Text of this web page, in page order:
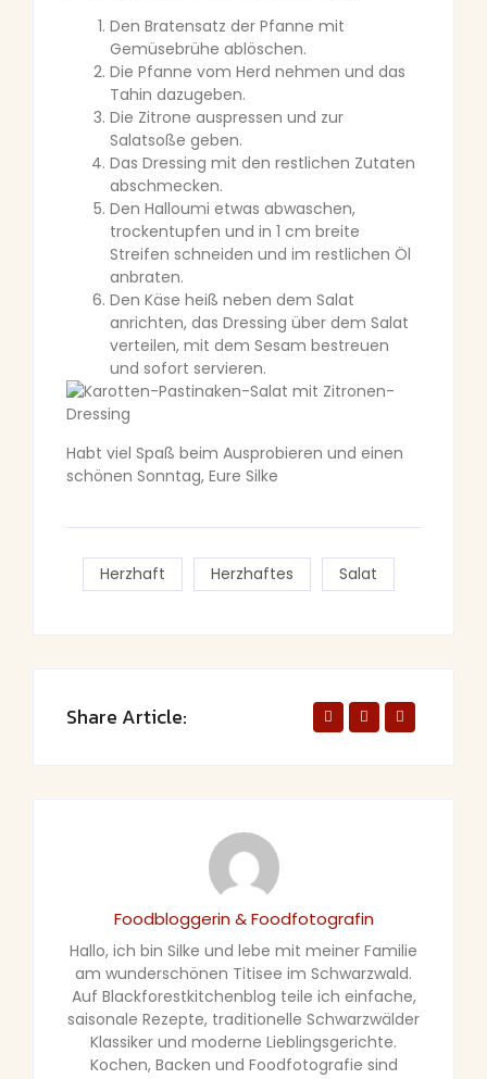
Den Bratensatz der Pfanne mit
Gemüsebrühe ablöschen.
Die Pfanne vom Herd nehmen und das
Tahin dazugeben.
Die Zitrone auspressen und zur
Salatsoße geben.
Das Dressing mit den restlichen Zutaten
abschmecken.
Den Halloumi etwas abwaschen,
trockentupfen und in 1 cm breite
Streifen schneiden und im restlichen Öl
anbraten.
Den Käse heiß neben dem Salat
anrichten, das Dressing über dem Salat
verteilen, mit dem Sesam bestreuen
und sofort servieren.
Habt viel Spaß beim Ausprobieren und einen
schönen Sonntag, Eure Silke
Herzhaft Herzhaftes Salat
Share Article:
Foodbloggerin & Foodfotografin
Hallo, ich bin Silke und lebe mit meiner Familie
am wunderschönen Titisee im Schwarzwald.
Auf Blackforestkitchenblog teile ich einfache,
saisonale Rezepte, traditionelle Schwarzwälder
Klassiker und moderne Lieblingsgerichte.
Kochen, Backen und Foodfotografie sind